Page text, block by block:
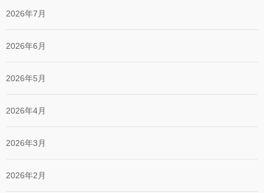
2026年7月
2026年6月
2026年5月
2026年4月
2026年3月
2026年2月